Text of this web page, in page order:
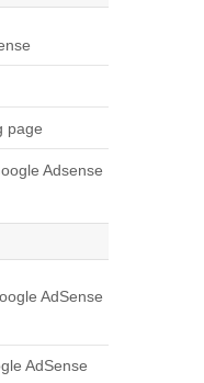
page
Adsense
AdSense
AdSense